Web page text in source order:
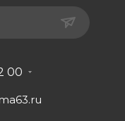
00